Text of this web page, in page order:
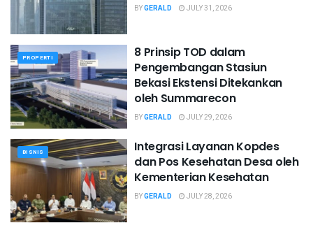
BYGERALD JULY 31, 2026
PROPERTI
8 Prinsip TOD dalam
Pengembangan Stasiun
Bekasi Ekstensi Ditekankan
oleh Summarecon
BYGERALD JULY 29, 2026
BISNIS
Integrasi Layanan Kopdes
dan Pos Kesehatan Desa oleh
Kementerian Kesehatan
BYGERALD JULY 28, 2026